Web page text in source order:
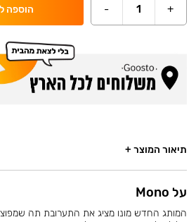
+
1
- הוספה
תיאור המוצר +
על Mono
המותג החדש מונו מציג את התערובת תה